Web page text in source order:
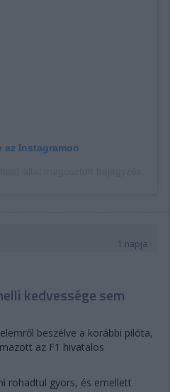
az Instagramon
1 napja
kedvessége sem
beszélve a korábbi pilóta,
az F1 hivatalos
rohadtul gyors, és emellett